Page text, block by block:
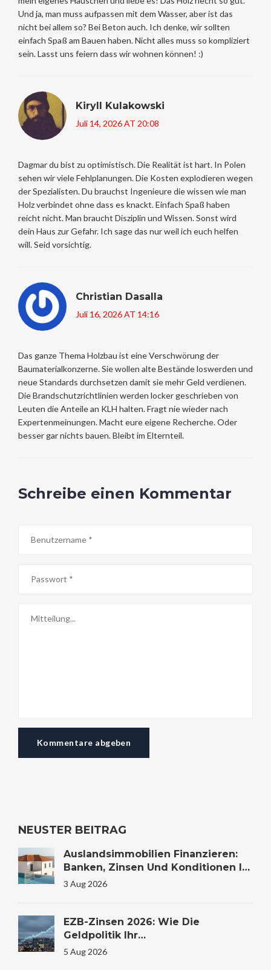
Und ja, man muss aufpassen mit dem Wasser, aber ist das
nicht bei allem so? Bei Beton auch. Ich denke, wir sollten
einfach Spaß am Bauen haben. Nicht alles muss so kompliziert
sein. Lasst uns feiern dass wir wohnen können! :)
Kiryll Kulakowski
Juli 14, 2026 AT 20:08
Dagmar du bist zu optimistisch. Die Realität ist hart. In Polen
sehen wir viele Fehlplanungen. Die Kosten explodieren wegen
der Spezialisten. Du brauchst Ingenieure die wissen wie man
Holz verbindet ohne dass es knackt. Einfach Spaß haben
reicht nicht. Man braucht Disziplin und Wissen. Sonst wird
dein Haus zur Gefahr. Ich sage das nur weil ich euch helfen
will. Seid vorsichtig.
Christian Dasalla
Juli 16, 2026 AT 14:16
Das ganze Thema Holzbau ist eine Verschwörung der
Baumaterialkonzerne. Sie wollen alte Bestände loswerden und
neue Standards durchsetzen damit sie mehr Geld verdienen.
Die Brandschutzrichtlinien werden locker geschrieben von
Leuten die Anteile an KLH halten. Fragt nie wieder nach
Expertenmeinungen. Macht eure eigene Recherche. Oder
besser gar nichts bauen. Bleibt im Elternteil.
Schreibe einen Kommentar
Kommentare abgeben
NEUSTER BEITRAG
Auslandsimmobilien Finanzieren:
Banken, Zinsen Und Konditionen Im
Vergleich
3 Aug 2026
EZB-Zinsen 2026: Wie Die
Geldpolitik Ihr
Immobilienkaufverhalten
5 Aug 2026